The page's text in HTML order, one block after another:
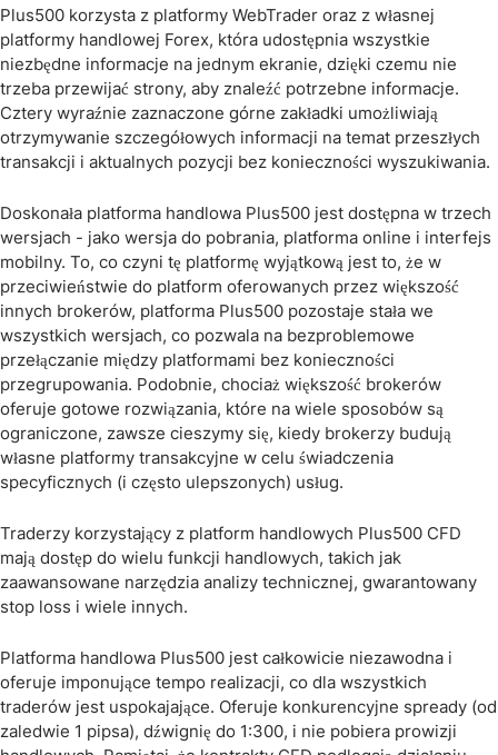
Plus500 korzysta z platformy WebTrader oraz z własnej
platformy handlowej Forex, która udostępnia wszystkie
niezbędne informacje na jednym ekranie, dzięki czemu nie
trzeba przewijać strony, aby znaleźć potrzebne informacje.
Cztery wyraźnie zaznaczone górne zakładki umożliwiają
otrzymywanie szczegółowych informacji na temat przeszłych
transakcji i aktualnych pozycji bez konieczności wyszukiwania.
Doskonała platforma handlowa Plus500 jest dostępna w trzech
wersjach - jako wersja do pobrania, platforma online i interfejs
mobilny. To, co czyni tę platformę wyjątkową jest to, że w
przeciwieństwie do platform oferowanych przez większość
innych brokerów, platforma Plus500 pozostaje stała we
wszystkich wersjach, co pozwala na bezproblemowe
przełączanie między platformami bez konieczności
przegrupowania. Podobnie, chociaż większość brokerów
oferuje gotowe rozwiązania, które na wiele sposobów są
ograniczone, zawsze cieszymy się, kiedy brokerzy budują
własne platformy transakcyjne w celu świadczenia
specyficznych (i często ulepszonych) usług.
Traderzy korzystający z platform handlowych Plus500 CFD
mają dostęp do wielu funkcji handlowych, takich jak
zaawansowane narzędzia analizy technicznej, gwarantowany
stop loss i wiele innych.
Platforma handlowa Plus500 jest całkowicie niezawodna i
oferuje imponujące tempo realizacji, co dla wszystkich
traderów jest uspokajające. Oferuje konkurencyjne spready (od
zaledwie 1 pipsa), dźwignię do 1:300, i nie pobiera prowizji